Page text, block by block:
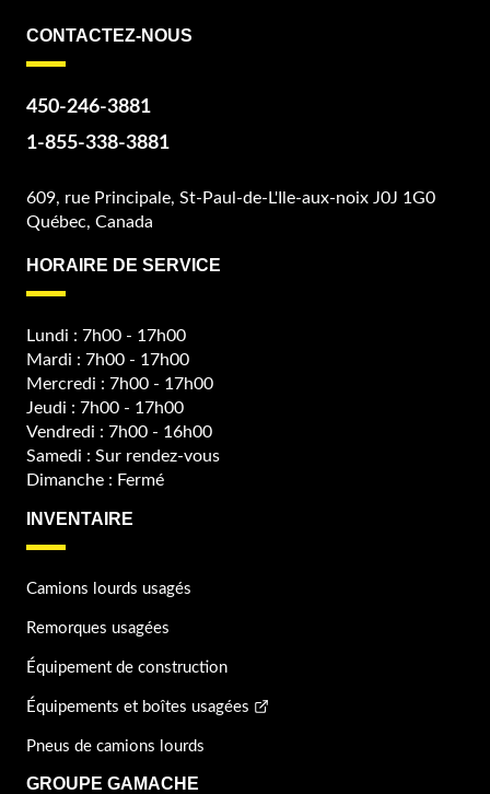
CONTACTEZ-NOUS
450-246-3881
1-855-338-3881
609, rue Principale, St-Paul-de-L'Ile-aux-noix J0J 1G0
Québec, Canada
HORAIRE DE SERVICE
Lundi : 7h00 - 17h00
Mardi : 7h00 - 17h00
Mercredi : 7h00 - 17h00
Jeudi : 7h00 - 17h00
Vendredi : 7h00 - 16h00
Samedi : Sur rendez-vous
Dimanche : Fermé
INVENTAIRE
Camions lourds usagés
Remorques usagées
Équipement de construction
Équipements et boîtes usagées
Pneus de camions lourds
GROUPE GAMACHE